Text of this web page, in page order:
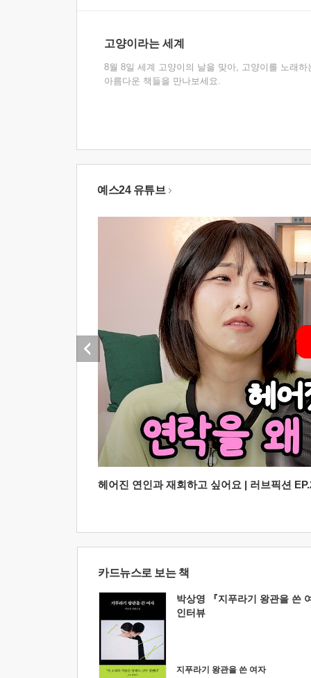
고양이라는 세계
8월 8일 세계 고양이의 날을 맞아, 고양이를 노래하
아름다운 책들을 만나보세요.
예스24 유튜브
헤어진 연인과 재회하고 싶어요 | 러브픽션
카드뉴스로 보는 책
박상영 『지푸라기 왕관을 쓴
인터뷰
지푸라기 왕관을 쓴 여자